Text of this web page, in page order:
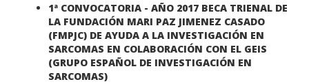
1ª CONVOCATORIA - AÑO 2017 BECA TRIENAL DE
LA FUNDACIÓN MARI PAZ JIMENEZ CASADO
(FMPJC) DE AYUDA A LA INVESTIGACIÓN EN
SARCOMAS EN COLABORACIÓN CON EL GEIS
(GRUPO ESPAÑOL DE INVESTIGACIÓN EN
SARCOMAS)